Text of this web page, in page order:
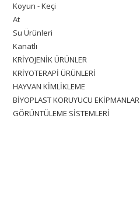
Koyun - Keçi
At
Su Ürünleri
Kanatlı
KRİYOJENİK ÜRÜNLER
KRİYOTERAPİ ÜRÜNLERİ
HAYVAN KİMLİKLEME
BİYOPLAST KORUYUCU EKİPMANLAR
GÖRÜNTÜLEME SİSTEMLERİ